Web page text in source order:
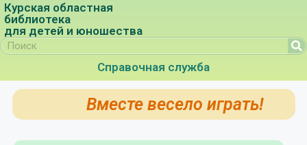
Курская областная
библиотека
для детей и юношества
Справочная служба
Вместе весело играть!